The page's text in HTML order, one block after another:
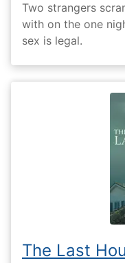
Two strangers
with on the one
sex is legal.
The Last